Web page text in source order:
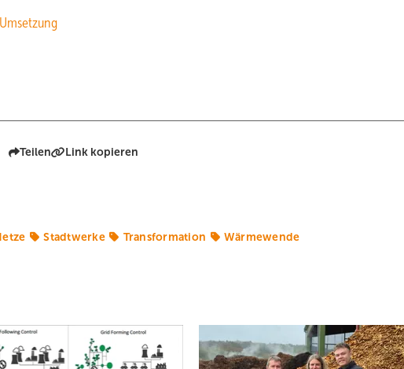
Teilen Link kopieren
Stadtwerke Transformation Wärmewende